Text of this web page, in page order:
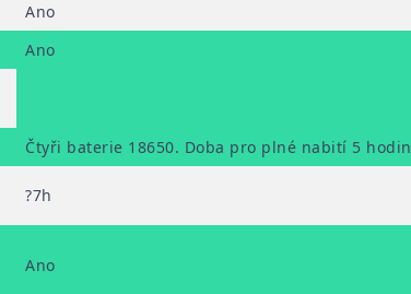
Ano
Ano
Čtyři baterie 18650. Doba pro plné nabití 5 hodin
?7h
Ano